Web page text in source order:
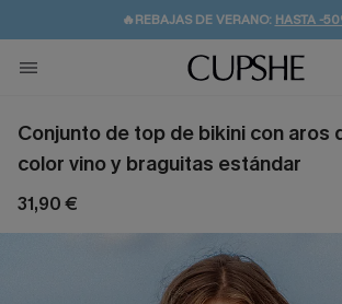
👒PROMOCIÓN DE VERANO:-10% EN 2
💌¡SUSCRIBIRSE & GANAR -10%
🚚ENVÍO GRATUITO A PARTIR DE 49
Conjunto de top de bikini con aros
color vino y braguitas estándar
31,90 €